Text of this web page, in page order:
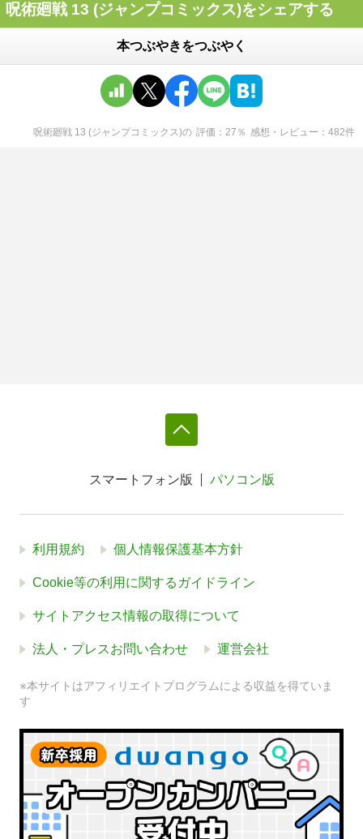
呪術廻戦 13 (ジャンプコミックス)をシェアする
本つぶやきをつぶやく
呪術廻戦 13 (ジャンプコミックス)の 評価 27 ％ 感想・レビュー 482件
スマートフォン版 パソコン版
利用規約 個人情報保護基本方針
Cookie等の利用に関するガイドライン
サイトアクセス情報の取得について
法人・プレスお問い合わせ 運営会社
※本サイトはアフィリエイトプログラムによる収益を得ていま
す